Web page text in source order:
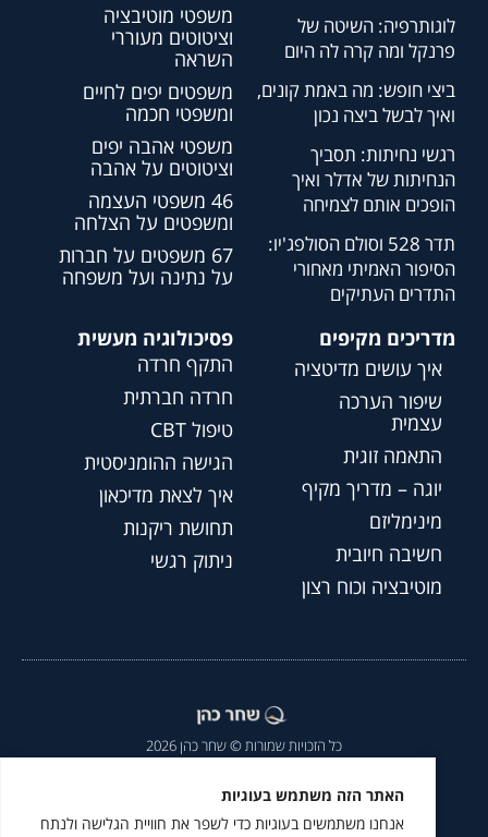
האתר הזה משתמש בעוגיות
אנחנו משתמשים בעוגיות כדי לשפר את חוויית הגלישה ולנתח
לוגותרפיה: השיטה של
פרנקל ומה קרה לה היום
ביצי חופש: מה באמת קונים,
ואיך לבשל ביצה נכון
רגשי נחיתות: תסביך
הנחיתות של אדלר ואיך
הופכים אותם לצמיחה
תדר 528 וסולם הסולפג'יו:
הסיפור האמיתי מאחורי
התדרים העתיקים
משפטי מוטיבציה
וציטוטים מעוררי
השראה
משפטים יפים לחיים
ומשפטי חכמה
משפטי אהבה יפים
וציטוטים על אהבה
46 משפטי העצמה
ומשפטים על הצלחה
67 משפטים על חברות
על נתינה ועל משפחה
מדריכים מקיפים
איך עושים מדיטציה
שיפור הערכה
עצמית
התאמה זוגית
יוגה – מדריך מקיף
מינימליזם
חשיבה חיובית
מוטיבציה וכוח רצון
פסיכולוגיה מעשית
התקף חרדה
חרדה חברתית
טיפול CBT
הגישה ההומניסטית
איך לצאת מדיכאון
תחושת ריקנות
ניתוק רגשי
כל הזכויות שמורות © שחר כהן 2026
הצהרת נגישות|מדיניות פרטיות
מומלץ לעקוב גם ב